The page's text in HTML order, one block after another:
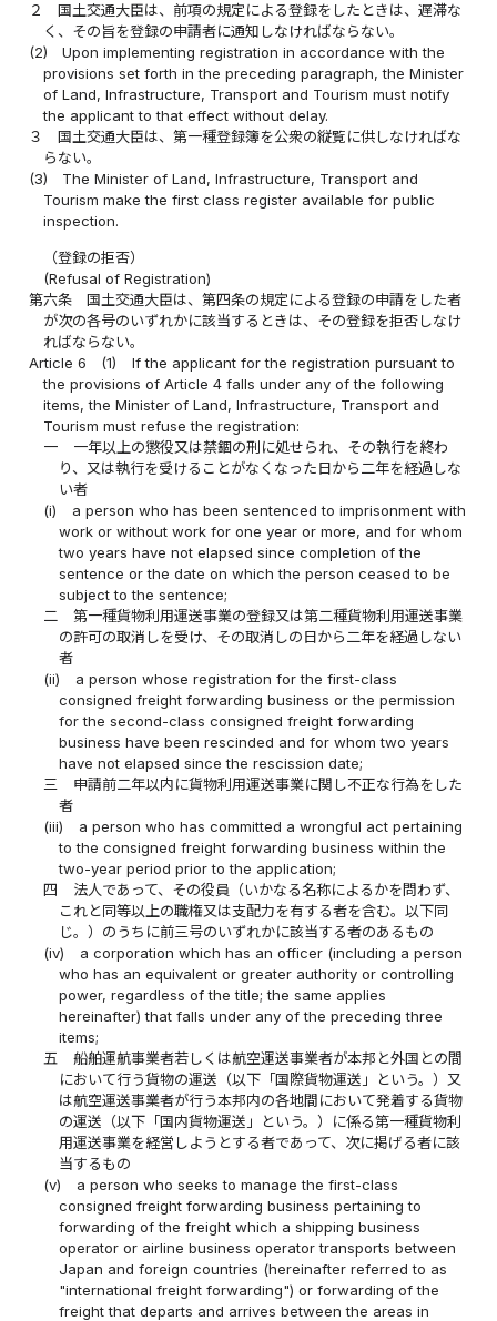
２
国土交通大臣は、前項の規定による登録をしたときは、遅滞な
く、その旨を登録の申請者に通知しなければならない。
(2)
Upon implementing registration in accordance with the
provisions set forth in the preceding paragraph, the Minister
of Land, Infrastructure, Transport and Tourism must notify
the applicant to that effect without delay.
３
国土交通大臣は、第一種登録簿を公衆の縦覧に供しなければな
らない。
(3)
The Minister of Land, Infrastructure, Transport and
Tourism make the first class register available for public
inspection.
（登録の拒否）
(Refusal of Registration)
第六条
国土交通大臣は、第四条の規定による登録の申請をした者
が次の各号のいずれかに該当するときは、その登録を拒否しなけ
ればならない。
Article 6
(1)
If the applicant for the registration pursuant to
the provisions of Article 4 falls under any of the following
items, the Minister of Land, Infrastructure, Transport and
Tourism must refuse the registration:
一
一年以上の懲役又は禁錮の刑に処せられ、その執行を終わ
り、又は執行を受けることがなくなった日から二年を経過しな
い者
(i)
a person who has been sentenced to imprisonment with
work or without work for one year or more, and for whom
two years have not elapsed since completion of the
sentence or the date on which the person ceased to be
subject to the sentence;
二
第一種貨物利用運送事業の登録又は第二種貨物利用運送事業
の許可の取消しを受け、その取消しの日から二年を経過しない
者
(ii)
a person whose registration for the first-class
consigned freight forwarding business or the permission
for the second-class consigned freight forwarding
business have been rescinded and for whom two years
have not elapsed since the rescission date;
三
申請前二年以内に貨物利用運送事業に関し不正な行為をした
者
(iii)
a person who has committed a wrongful act pertaining
to the consigned freight forwarding business within the
two-year period prior to the application;
四
法人であって、その役員（いかなる名称によるかを問わず、
これと同等以上の職権又は支配力を有する者を含む。以下同
じ。）のうちに前三号のいずれかに該当する者のあるもの
(iv)
a corporation which has an officer (including a person
who has an equivalent or greater authority or controlling
power, regardless of the title; the same applies
hereinafter) that falls under any of the preceding three
items;
五
船舶運航事業者若しくは航空運送事業者が本邦と外国との間
において行う貨物の運送（以下「国際貨物運送」という。）又
は航空運送事業者が行う本邦内の各地間において発着する貨物
の運送（以下「国内貨物運送」という。）に係る第一種貨物利
用運送事業を経営しようとする者であって、次に掲げる者に該
当するもの
(v)
a person who seeks to manage the first-class
consigned freight forwarding business pertaining to
forwarding of the freight which a shipping business
operator or airline business operator transports between
Japan and foreign countries (hereinafter referred to as
"international freight forwarding") or forwarding of the
freight that departs and arrives between the areas in